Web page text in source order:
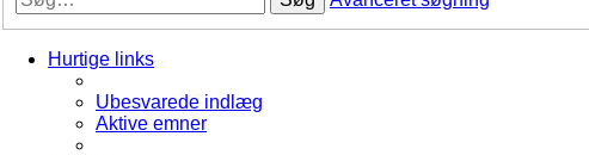
Hurtige links
Ubesvarede indlæg
Aktive emner